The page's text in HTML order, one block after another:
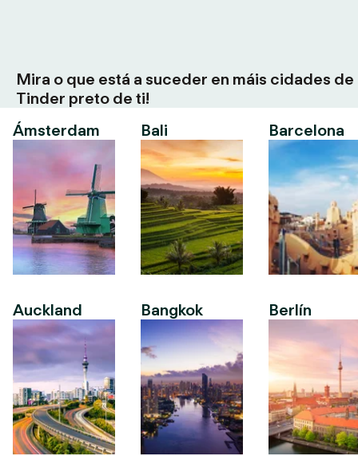
Mira o que está a suceder en máis cidades de
Tinder preto de ti!
Ámsterdam
Auckland
Bali
Bangkok
Barcelona
Berlín